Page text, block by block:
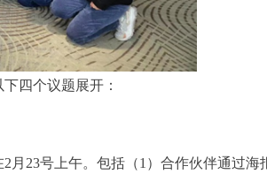
四个议题展开：
23号上午。包括（1）合作伙伴通过海